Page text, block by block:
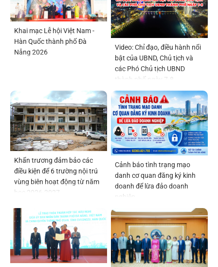
Khai mạc Lễ hội Việt Nam -
Hàn Quốc thành phố Đà
Nẵng 2026
Video: Chỉ đạo, điều hành nổi
bật của UBND, Chủ tịch và
các Phó Chủ tịch UBND
thành phố ngày 7-8
Khẩn trương đảm bảo các
điều kiện để 6 trường nội trú
vùng biên hoạt động từ năm
học 2026-2027
Cảnh báo tình trạng mạo
danh cơ quan đăng ký kinh
doanh để lừa đảo doanh
nghiệp